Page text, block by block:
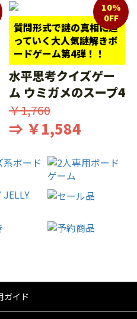
質問形式で謎の真相に迫
っていく大人気謎解きボ
ードゲーム第4弾！！
10%
0FF
水平思考クイズゲー
ム ウミガメのスープ4
￥1,760
⇒ ￥1,584
ガイド